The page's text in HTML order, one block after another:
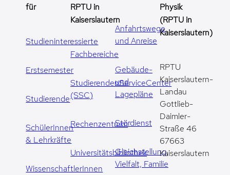
für
Studieninteressierte
Erstsemester
Studierende
SchülerInnen
& Lehrkräfte
WissenschaftlerInnen
RPTU in
Kaiserslautern
Fachbereiche
StudierendenServiceCenter
(SSC)
Rechenzentrum
Universitätsbibliothek
Anfahrtswege
und Anreise
Gebäude-
und
Lagepläne
Stördienst
Gleichstellung,
Vielfalt, Familie
Physik
(RPTU in
Kaiserslautern)
RPTU
Kaiserslautern-
Landau
Gottlieb-
Daimler-
Straße 46
67663
Kaiserslautern